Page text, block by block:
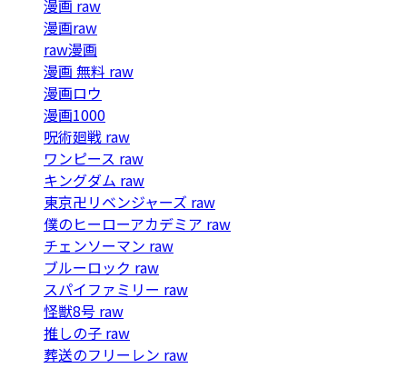
漫画 raw
漫画raw
raw漫画
漫画 無料 raw
漫画ロウ
漫画1000
呪術廻戦 raw
ワンピース raw
キングダム raw
東京卍リベンジャーズ raw
僕のヒーローアカデミア raw
チェンソーマン raw
ブルーロック raw
スパイファミリー raw
怪獣8号 raw
推しの子 raw
葬送のフリーレン raw